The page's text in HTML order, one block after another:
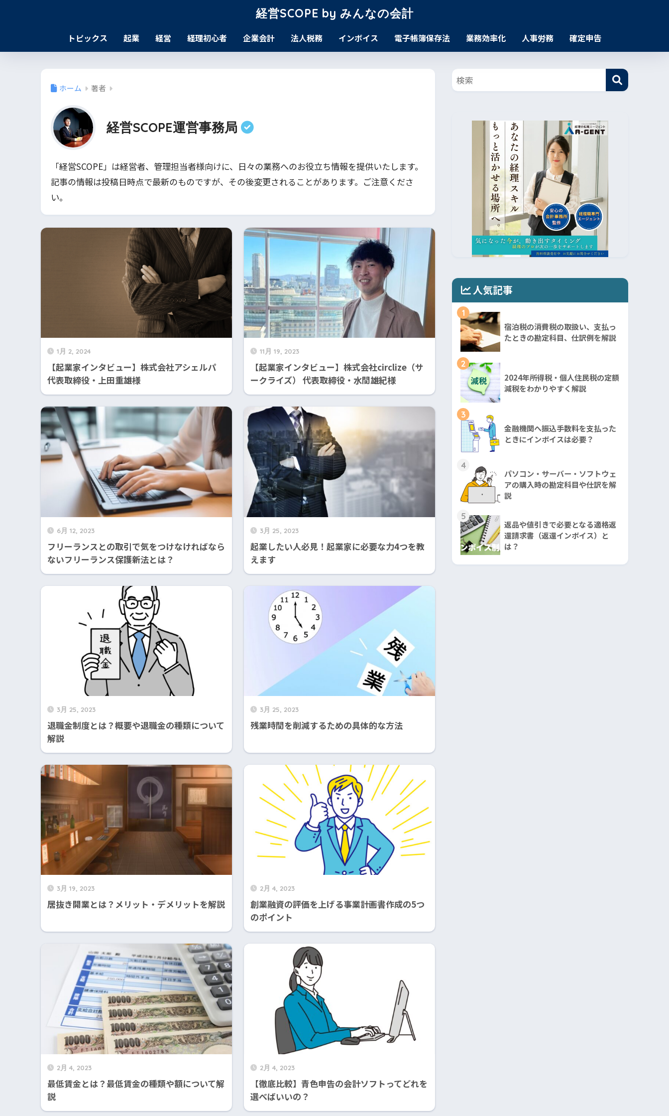
経営SCOPE by みんなの会計
トピックス 起業 経営 経理初心者 企業会計 法人税務 インボイス 電子帳簿保存法 業務効率化 人事労務 確定申告
ホーム 著者
経営SCOPE運営事務局
「経営SCOPE」は経営者、管理担当者様向けに、日々の業務へのお役立ち情報を提供いたします。
記事の情報は投稿日時点で最新のものですが、その後変更されることがあります。ご注意くださ
い。
1月 2, 2024
【起業家インタビュー】株式会社アシェルパ
代表取締役・上田重雄様
11月 19, 2023
【起業家インタビュー】株式会社circlize（サ
ークライズ） 代表取締役・水間雄紀様
6月 12, 2023
フリーランスとの取引で気をつけなければなら
ないフリーランス保護新法とは？
3月 25, 2023
起業したい人必見！起業家に必要な力4つを教
えます
3月 25, 2023
退職金制度とは？概要や退職金の種類について
解説
3月 25, 2023
残業時間を削減するための具体的な方法
3月 19, 2023
居抜き開業とは？メリット・デメリットを解説
2月 4, 2023
創業融資の評価を上げる事業計画書作成の5つ
のポイント
2月 4, 2023
最低賃金とは？最低賃金の種類や額について解
説
2月 4, 2023
【徹底比較】青色申告の会計ソフトってどれを
選べばいいの？
人気記事
1
宿泊税の消費税の取扱い、支払っ
たときの勘定科目、仕訳例を解説
2
2024年所得税・個人住民税の定額
減税をわかりやすく解説
3
金融機関へ振込手数料を支払った
ときにインボイスは必要？
4
パソコン・サーバー・ソフトウェ
アの購入時の勘定科目や仕訳を解
説
5
返品や値引きで必要となる適格返
還請求書（返還インボイス）と
は？